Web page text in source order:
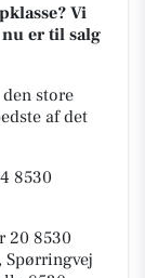
Vi
er til salg
store
af det
8530
20 8530